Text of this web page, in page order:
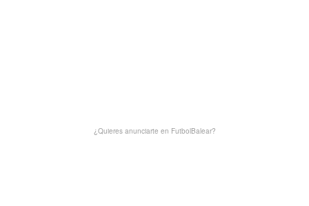
¿Quieres anunciarte en FutbolBalear?